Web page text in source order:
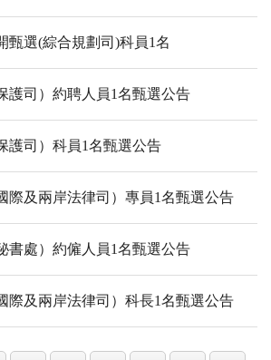
甄選(綜合規劃司)科員1名
護司）約聘人員1名甄選公告
護司）科員1名甄選公告
際及兩岸法律司）專員1名甄選公告
書處）約僱人員1名甄選公告
際及兩岸法律司）科長1名甄選公告